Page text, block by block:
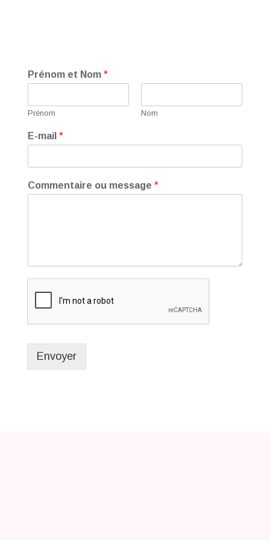
Prénom et Nom *
Prénom Nom
E-mail *
Commentaire ou message *
Envoyer